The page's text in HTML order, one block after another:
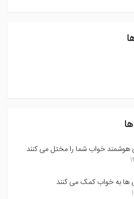
هوشمند خواب شما را مختل می کنند
ها به خواب کمک می کنند